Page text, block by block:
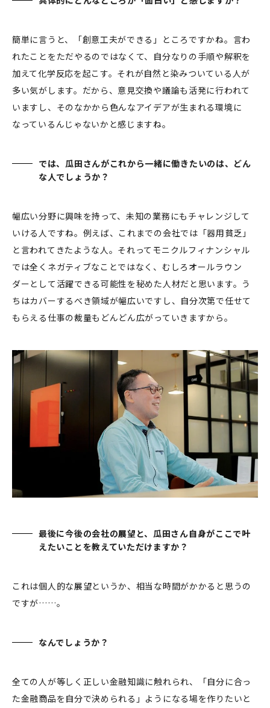
簡単に言うと、「創意工夫ができる」ところですかね。言わ
れたことをただやるのではなくて、自分なりの手順や解釈を
加えて化学反応を起こす。それが自然と染みついている人が
多い気がします。だから、意見交換や議論も活発に行われて
いますし、そのなかから色んなアイデアが生まれる環境に
なっているんじゃないかと感じますね。
では、瓜田さんがこれから一緒に働きたいのは、どん
な人でしょうか？
幅広い分野に興味を持って、未知の業務にもチャレンジして
いける人ですね。例えば、これまでの会社では「器用貧乏」
と言われてきたような人。それってモニクルフィナンシャル
では全くネガティブなことではなく、むしろオールラウン
ダーとして活躍できる可能性を秘めた人材だと思います。う
ちはカバーするべき領域が幅広いですし、自分次第で任せて
もらえる仕事の裁量もどんどん広がっていきますから。
最後に今後の会社の展望と、瓜田さん自身がここで叶
えたいことを教えていただけますか？
これは個人的な展望というか、相当な時間がかかると思うの
ですが……。
なんでしょうか？
全ての人が等しく正しい金融知識に触れられ、「自分に合っ
た金融商品を自分で決められる」ようになる場を作りたいと